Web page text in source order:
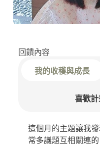
回饋內容
我的收穫與成長
喜歡
這個月的主題讓我
常多議題互相關連的